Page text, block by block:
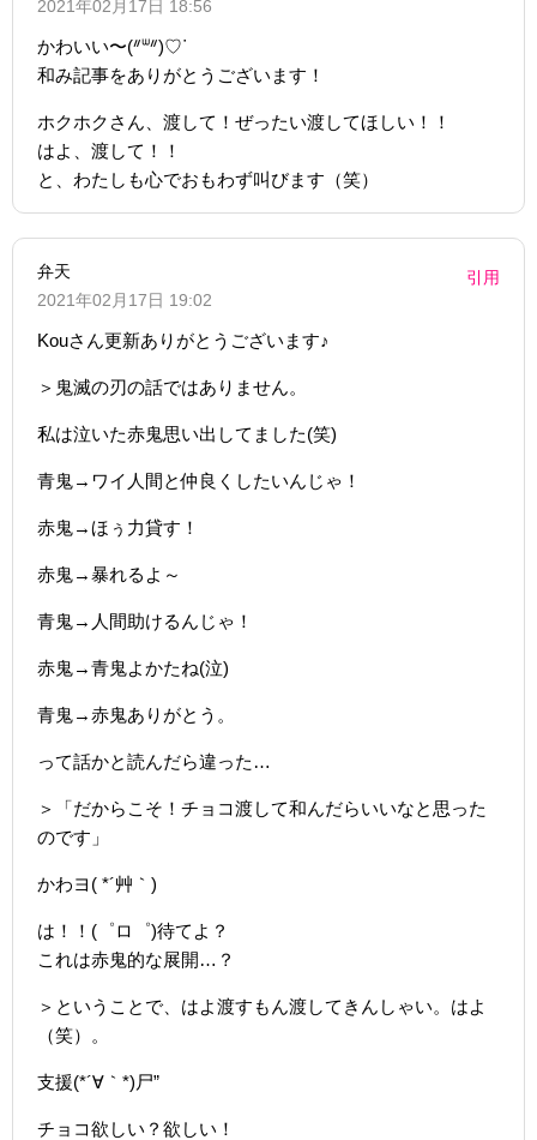
2021年02月17日 18:56
かわいい〜(ᐥᐜᐥ)♡ᐝ
和み記事をありがとうございます！
ホクホクさん、渡して！ぜったい渡してほしい！！
はよ、渡して！！
と、わたしも心でおもわず叫びます（笑）
弁天
2021年02月17日 19:02
引用
Kouさん更新ありがとうございます♪
＞鬼滅の刃の話ではありません。
私は泣いた赤鬼思い出してました(笑)
青鬼→ワイ人間と仲良くしたいんじゃ！
赤鬼→ほぅ力貸す！
赤鬼→暴れるよ～
青鬼→人間助けるんじゃ！
赤鬼→青鬼よかたね(泣)
青鬼→赤鬼ありがとう。
って話かと読んだら違った…
＞「だからこそ！チョコ渡して和んだらいいなと思った
のです」
かわヨ( *´艸｀)
は！！(゜ロ゜)待てよ？
これは赤鬼的な展開…？
＞ということで、はよ渡すもん渡してきんしゃい。はよ
（笑）。
支援(*´∀｀*)尸”
チョコ欲しい？欲しい！